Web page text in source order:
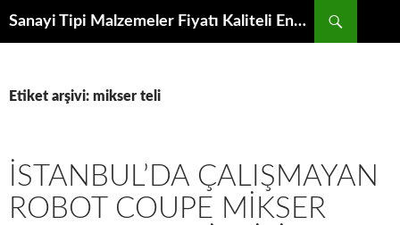
Sanayi Tipi Malzemeler Fiyatı Kaliteli Endüstriyel Ekipman Modeli Toptancısından Mutfak Makineleri İmalatçıları Fabrikasından Satış Proje Parçası
Etiket arşivi: mikser teli
İSTANBUL’DA ÇALIŞMAYAN
ROBOT COUPE MIKSER